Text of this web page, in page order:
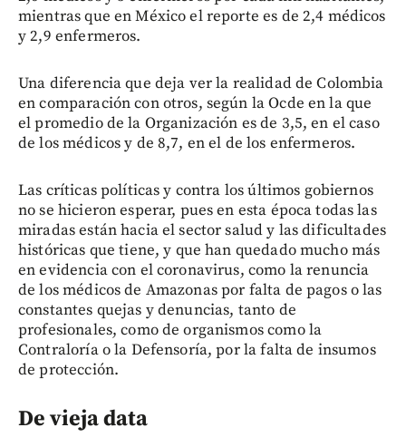
mientras que en México el reporte es de 2,4 médicos
y 2,9 enfermeros.
Una diferencia que deja ver la realidad de Colombia
en comparación con otros, según la Ocde en la que
el promedio de la Organización es de 3,5, en el caso
de los médicos y de 8,7, en el de los enfermeros.
Las críticas políticas y contra los últimos gobiernos
no se hicieron esperar, pues en esta época todas las
miradas están hacia el sector salud y las dificultades
históricas que tiene, y que han quedado mucho más
en evidencia con el coronavirus, como la renuncia
de los médicos de Amazonas por falta de pagos o las
constantes quejas y denuncias, tanto de
profesionales, como de organismos como la
Contraloría o la Defensoría, por la falta de insumos
de protección.
De vieja data